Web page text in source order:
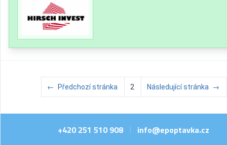
← Předchozí stránka 2 Následující stránka →
+420 251 510 908 | info@epoptavka.cz